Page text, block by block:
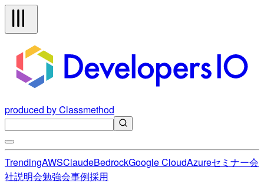
produced by Classmethod
TrendingAWSClaudeBedrockGoogle CloudAzureセミナー会
社説明会勉強会事例採用